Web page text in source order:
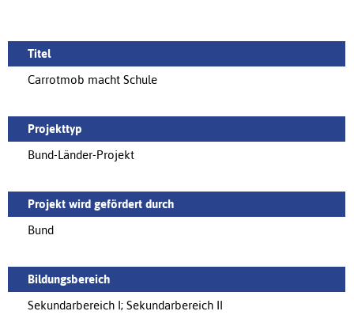
Titel
Carrotmob macht Schule
Projekttyp
Bund-Länder-Projekt
Projekt wird gefördert durch
Bund
Bildungsbereich
Sekundarbereich I; Sekundarbereich II